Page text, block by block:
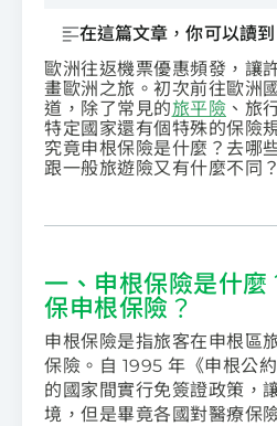
在這篇文章，你可以讀到
歐洲往返機票優惠頻發，讓
畫歐洲之旅。初次前往歐洲
道，除了常見的旅平險 、旅
特定國家還有個特殊的保險
究竟申根保險是什麼？去哪
跟一般旅遊險又有什麼不同
一、申根保險是什麼
保申根保險？
申根保險是指旅客在申根區
保險。自 1995 年《申根公
的國家間實行免簽證政策，
境，但是畢竟各國對醫療保